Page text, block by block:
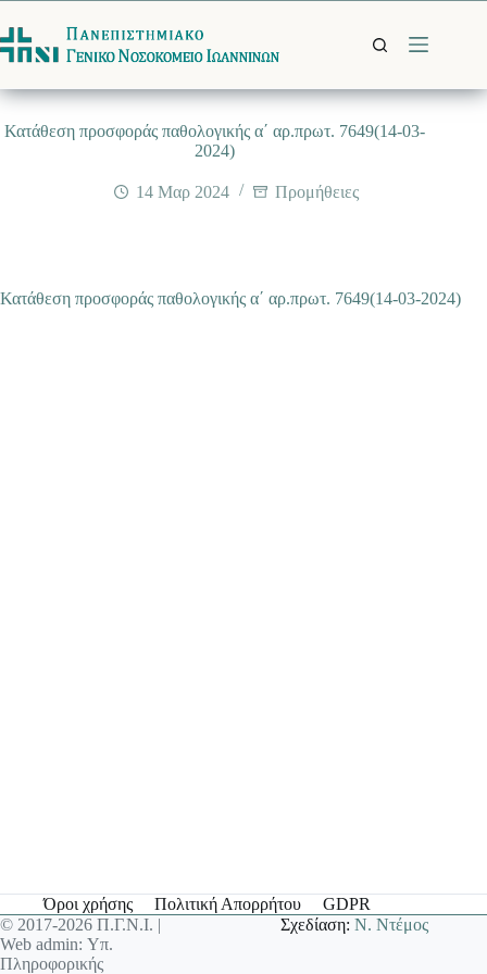
στο
περιεχόμενο
Κατάθεση προσφοράς παθολογικής α΄ αρ.πρωτ. 7649(14-03-
2024)
14 Μαρ 2024 Προμήθειες
Κατάθεση προσφοράς παθολογικής α΄ αρ.πρωτ. 7649(14-03-2024)
Όροι χρήσης Πολιτική Απορρήτου
GDPR
© 2017-2026 Π.Γ.Ν.Ι. |
Web admin: Υπ.
Πληροφορικής
Σχεδίαση:Ν. Ντέμος